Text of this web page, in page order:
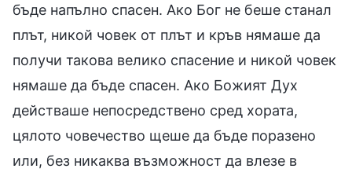
бъде напълно спасен. Ако Бог не беше станал
плът, никой човек от плът и кръв нямаше да
получи такова велико спасение и никой човек
нямаше да бъде спасен. Ако Божият Дух
действаше непосредствено сред хората,
цялото човечество щеше да бъде поразено
или, без никаква възможност да влезе в